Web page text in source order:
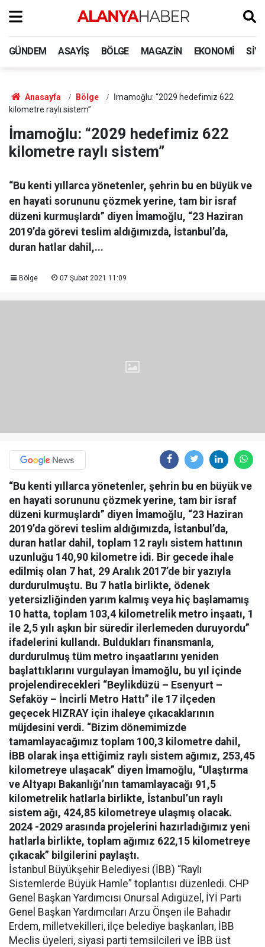
GÜNDEM ASAYIŞ BÖLGE MAGAZIN EKONOMI
Anasayfa Bölge
İmamoğlu: “2029 hedefimiz 622
kilometre raylı sistem”
İmamoğlu: “2029 hedefimiz 622
kilometre raylı sistem”
“Bu kenti yıllarca yönetenler, şehrin bu en büyük ve
en hayati sorununu çözmek yerine, tam bir israf
düzeni kurmuşlardı” diyen İmamoğlu, “23 Haziran
2019’da görevi teslim aldığımızda, İstanbul’da,
duran hatlar dahil,...
Bölge 07 Şubat 2021 11:09
“Bu kenti yıllarca yönetenler, şehrin bu en büyük ve
en hayati sorununu çözmek yerine, tam bir israf
düzeni kurmuşlardı” diyen İmamoğlu, “23 Haziran
2019’da görevi teslim aldığımızda, İstanbul’da,
duran hatlar dahil, toplam 12 raylı sistem hattının
uzunluğu 140,90 kilometre idi. Bir gecede ihale
edilmiş olan 7 hat, 29 Aralık 2017’de bir yazıyla
durdurulmuştu. Bu 7 hatla birlikte, ödenek
yetersizliğinden yarım kalmış veya hiç başlamamış
10 hatta, toplam 103,4 kilometrelik metro inşaatı, 1
ile 2,5 yılı aşkın bir süredir ilerlemeden duruyordu”
ifadelerini kullandı. Buldukları finansmanla,
durdurulmuş tüm metro inşaatlarını yeniden
başlattıklarını vurgulayan İmamoğlu, bu yıl içinde
projelendirecekleri “Beylikdüzü – Esenyurt –
Sefaköy – İncirli Metro Hattı” ile 17 ilçeden
geçecek HIZRAY için ihaleye çıkacaklarının
müjdesini verdi. “Bizim dönemimizde
tamamlayacağımız toplam 100,3 kilometre dahil,
İBB olarak inşa ettiğimiz raylı sistem ağımız, 253,45
kilometreye ulaşacak” diyen İmamoğlu, “Ulaştırma
ve Altyapı Bakanlığı’nın tamamlayacağı 91,5
kilometrelik hatlarla birlikte, İstanbul’un raylı
sistem ağı, 424,85 kilometreye ulaşmış olacak.
2024 -2029 arasında projelerini hazırladığımız yeni
hatlarla birlikte, toplam ağımız 622,15 kilometreye
çıkacak” bilgilerini paylaştı.
İstanbul Büyükşehir Belediyesi (İBB) “Raylı
Sistemlerde Büyük Hamle” toplantısı düzenledi. CHP
Genel Başkan Yardımcısı Onursal Adıgüzel, İYİ Parti
Genel Başkan Yardımcıları Arzu Önşen ile Bahadır
Erdem, milletvekilleri, ilçe belediye başkanları, İBB
Meclis üyeleri, siyasi parti temsilcileri ve İBB üst